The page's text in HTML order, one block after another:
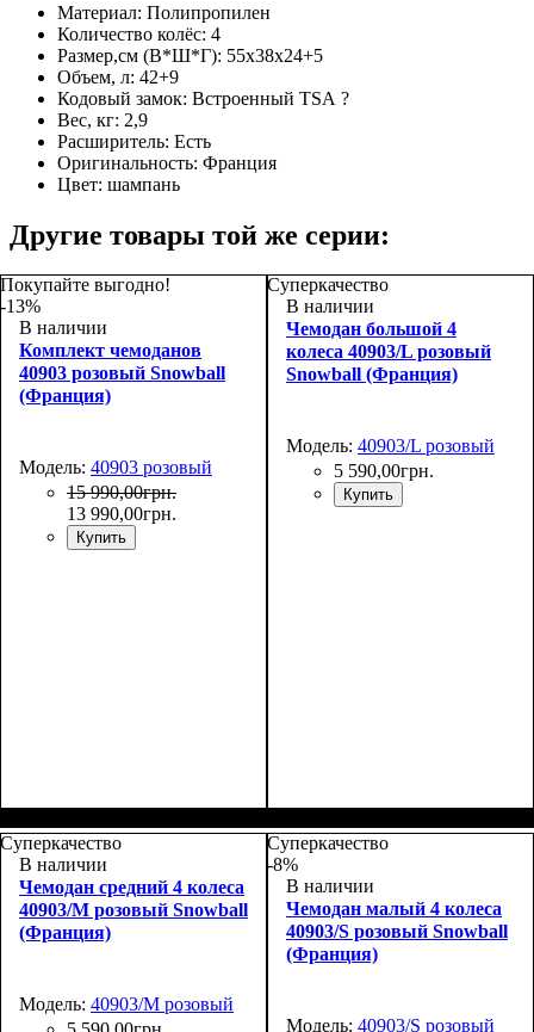
Материал: Полипропилен
Количество колёс: 4
Размер,см (В*Ш*Г): 55х38х24+5
Объем, л: 42+9
Кодовый замок: Встроенный TSA ?
Вес, кг: 2,9
Расширитель: Есть
Оригинальность: Франция
Цвет: шампань
Другие товары той же серии:
Покупайте выгодно!
-13%
В наличии
Комплект чемоданов
40903 розовый Snowball
(Франция)
Модель: 40903 розовый
15 990,00грн.
13 990,00грн.
Купить
Суперкачество
В наличии
Чемодан большой 4
колеса 40903/L розовый
Snowball (Франция)
Модель: 40903/L розовый
5 590,00грн.
Купить
77х51х31+5
Суперкачество
В наличии
Чемодан средний 4 колеса
40903/M розовый Snowball
(Франция)
Модель: 40903/M розовый
Суперкачество
-8%
В наличии
Чемодан малый 4 колеса
40903/S розовый Snowball
(Франция)
Модель: 40903/S розовый